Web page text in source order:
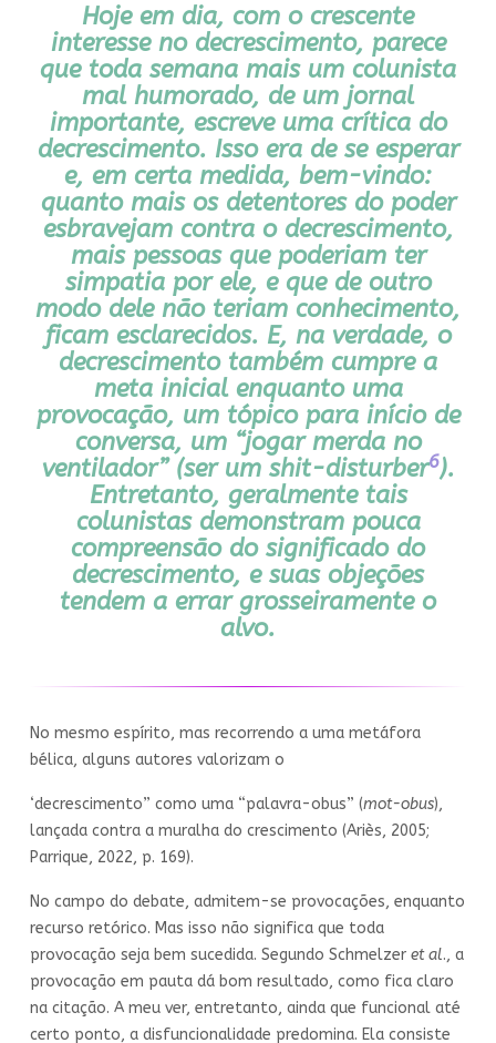
Hoje em dia, com o crescente
interesse no decrescimento, parece
que toda semana mais um colunista
mal humorado, de um jornal
importante, escreve uma crítica do
decrescimento. Isso era de se esperar
e, em certa medida, bem-vindo:
quanto mais os detentores do poder
esbravejam contra o decrescimento,
mais pessoas que poderiam ter
simpatia por ele, e que de outro
modo dele não teriam conhecimento,
ficam esclarecidos. E, na verdade, o
decrescimento também cumpre a
meta inicial enquanto uma
provocação, um tópico para início de
conversa, um “jogar merda no
ventilador” (ser um shit-disturber6).
Entretanto, geralmente tais
colunistas demonstram pouca
compreensão do significado do
decrescimento, e suas objeções
tendem a errar grosseiramente o
alvo.
No mesmo espírito, mas recorrendo a uma metáfora
bélica, alguns autores valorizam o
‘decrescimento” como uma “palavra-obus” (mot-obus),
lançada contra a muralha do crescimento (Ariès, 2005;
Parrique, 2022, p. 169).
No campo do debate, admitem-se provocações, enquanto
recurso retórico. Mas isso não significa que toda
provocação seja bem sucedida. Segundo Schmelzer et al., a
provocação em pauta dá bom resultado, como fica claro
na citação. A meu ver, entretanto, ainda que funcional até
certo ponto, a disfuncionalidade predomina. Ela consiste